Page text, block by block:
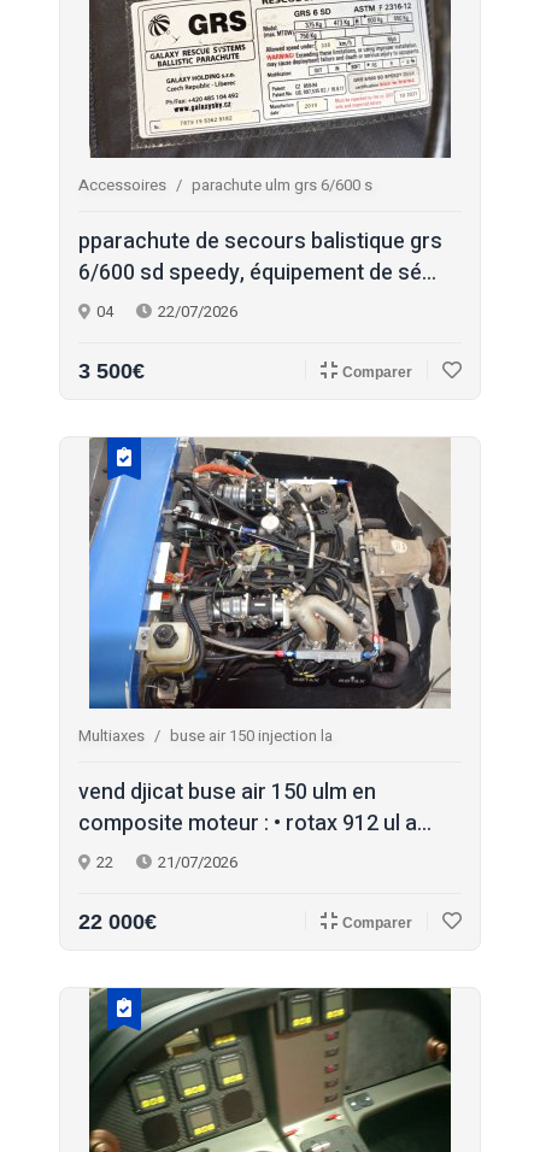
Accessoires parachute ulm grs 6/600 s
pparachute de secours balistique grs
6/600 sd speedy, équipement de sé...
04 22/07/2026
3 500€ Comparer
Multiaxes buse air 150 injection la
vend djicat buse air 150 ulm en
composite moteur : • rotax 912 ul a...
22 21/07/2026
22 000€ Comparer